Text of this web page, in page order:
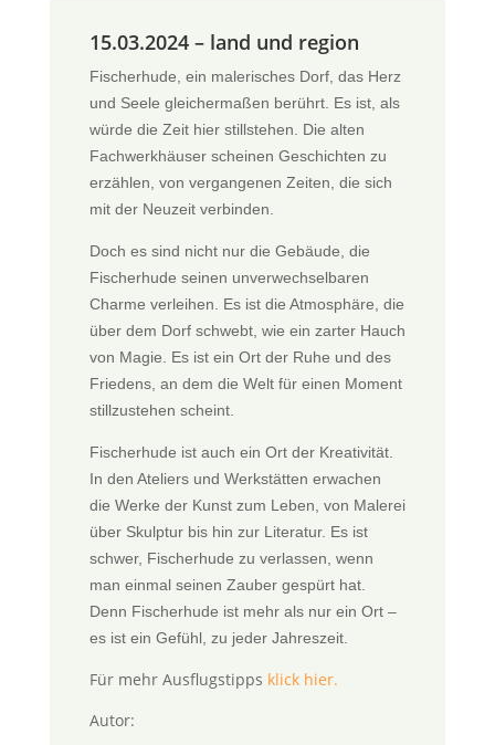
15.03.2024 – land und region
Fischerhude, ein malerisches Dorf, das Herz
und Seele gleichermaßen berührt. Es ist, als
würde die Zeit hier stillstehen. Die alten
Fachwerkhäuser scheinen Geschichten zu
erzählen, von vergangenen Zeiten, die sich
mit der Neuzeit verbinden.
Doch es sind nicht nur die Gebäude, die
Fischerhude seinen unverwechselbaren
Charme verleihen. Es ist die Atmosphäre, die
über dem Dorf schwebt, wie ein zarter Hauch
von Magie. Es ist ein Ort der Ruhe und des
Friedens, an dem die Welt für einen Moment
stillzustehen scheint.
Fischerhude ist auch ein Ort der Kreativität.
In den Ateliers und Werkstätten erwachen
die Werke der Kunst zum Leben, von Malerei
über Skulptur bis hin zur Literatur. Es ist
schwer, Fischerhude zu verlassen, wenn
man einmal seinen Zauber gespürt hat.
Denn Fischerhude ist mehr als nur ein Ort –
es ist ein Gefühl, zu jeder Jahreszeit.
Für mehr Ausflugstipps klick hier.
Autor: